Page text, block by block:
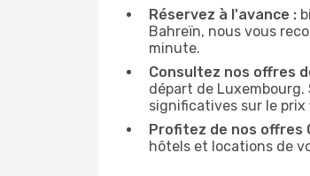
Réservez à l'avance :
Bahreïn, nous vous
minute.
Consultez nos offres
départ de
significatives sur le prix
Profitez de nos offres
hôtels et locations de